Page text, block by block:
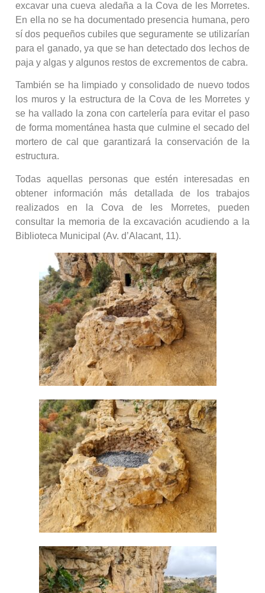
excavar una cueva aledaña a la Cova de les Morretes.
En ella no se ha documentado presencia humana, pero
sí dos pequeños cubiles que seguramente se utilizarían
para el ganado, ya que se han detectado dos lechos de
paja y algas y algunos restos de excrementos de cabra.
También se ha limpiado y consolidado de nuevo todos
los muros y la estructura de la Cova de les Morretes y
se ha vallado la zona con cartelería para evitar el paso
de forma momentánea hasta que culmine el secado del
mortero de cal que garantizará la conservación de la
estructura.
Todas aquellas personas que estén interesadas en
obtener información más detallada de los trabajos
realizados en la Cova de les Morretes, pueden
consultar la memoria de la excavación acudiendo a la
Biblioteca Municipal (Av. d’Alacant, 11).